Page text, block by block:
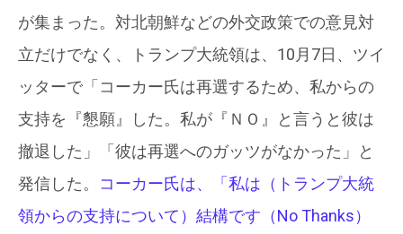
が集まった。対北朝鮮などの外交政策での意見対
立だけでなく、トランプ大統領は、10月7日、ツイ
ッターで「コーカー氏は再選するため、私からの
支持を『懇願』した。私が『ＮＯ』と言うと彼は
撤退した」「彼は再選へのガッツがなかった」と
発信した。 コーカー氏は、「私は（トランプ大統
領からの支持について）結構です（No Thanks）